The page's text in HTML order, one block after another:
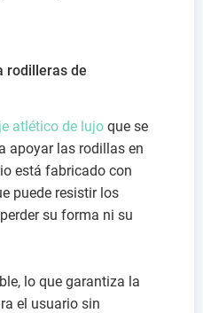
rodilleras de
atlético de lujo que se
apoyar las rodillas en
está fabricado con
puede resistir los
su forma ni su
lo que garantiza la
el usuario sin